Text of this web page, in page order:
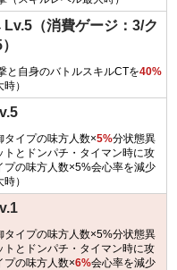
（消費ゲージ：3/ク
と自身のバトルスキルCTを40%
）
タイプの味方人数×5%分状態異
とドンパチ・タイマン時に攻
プの味方人数×5%会心率を減少
）
タイプの味方人数×5%分状態異
とドンパチ・タイマン時に攻
プの味方人数×6%会心率を減少